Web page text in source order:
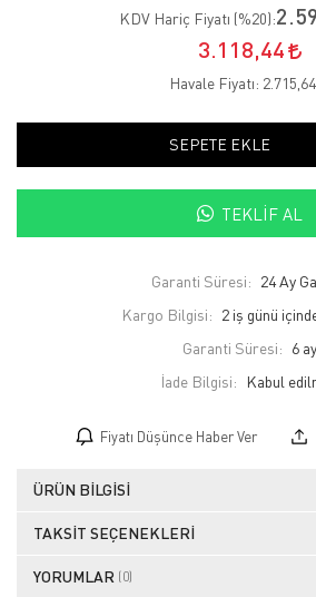
KDV Hariç Fiyatı (%20):
3.118,44
Havale Fiyatı: 2.715,64
SEPETE EKLE
TEKLIF AL
Garanti Süresi: 24 Ay
Kargo Bilgisi: 2 iş günü
Garanti Süresi: 6 ay
İade Bilgisi:
Fiyatı Düşünce Haber Ver
ÜRÜN BILGISI
TAKSIT SEÇENEKLERI
YORUMLAR (0)